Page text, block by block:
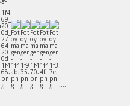
....